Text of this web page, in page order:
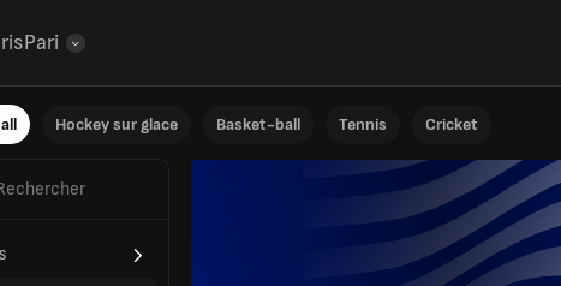
Pari
Hockey sur glace Basket-ball Tennis Cricket